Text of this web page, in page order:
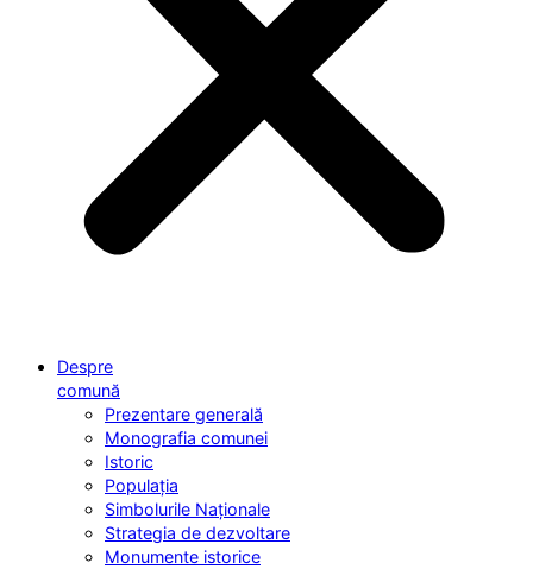
Despre
comună
Prezentare generală
Monografia comunei
Istoric
Populația
Simbolurile Naționale
Strategia de dezvoltare
Monumente istorice